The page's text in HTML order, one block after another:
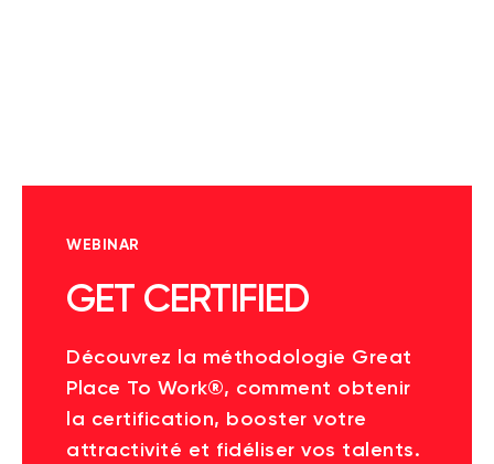
WEBINAR
GET CERTIFIED
Découvrez la méthodologie Great
Place To Work®, comment obtenir
la certification, booster votre
attractivité et fidéliser vos talents.